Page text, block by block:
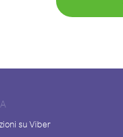
su Viber